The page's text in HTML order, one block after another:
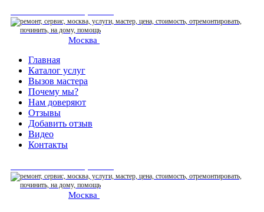
Москва
Главная
Каталог услуг
Вызов мастера
Почему мы?
Нам доверяют
Отзывы
Добавить отзыв
Видео
Контакты
Москва